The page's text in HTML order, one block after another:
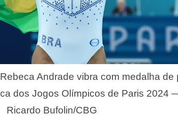
Andrade vibra com medalha de
dos Jogos Olímpicos de Paris 2024
Ricardo Bufolin/CBG